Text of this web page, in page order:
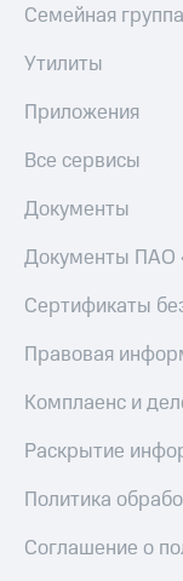
Семейная группа
Утилиты
Приложения
Все сервисы
Документы
Документы ПАО
Сертификаты
Правовая
Комплаенс и
Раскрытие
Политика
Соглашение о